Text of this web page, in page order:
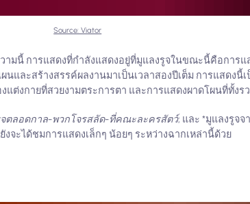
Source: Viator
มนี้ การแสดงที่กำลังแสดงอยู่ที่มูแลงรูจในขณะนี้คือการแส
นและสร้างสรรค์ผลงานมาเป็นเวลาสองปีเต็ม การแสดง
ต่งกายที่สวยงามตระการตา และการแสดงผาดโผนที่ทั้งร
ตลอดกาล-พวกโจรสลัด-ที่คณะละครสัตว์; และ *มูแลงรูจจ
ะได้ชมการแสดงเล็กๆ น้อยๆ ระหว่างฉากเหล่านี้ด้วย